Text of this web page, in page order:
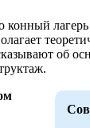
конный
об